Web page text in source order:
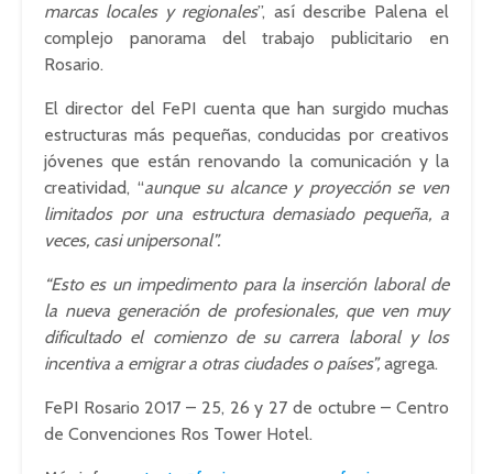
marcas locales y regionales”, así describe Palena el
complejo panorama del trabajo publicitario en
Rosario.
El director del FePI cuenta que han surgido muchas
estructuras más pequeñas, conducidas por creativos
jóvenes que están renovando la comunicación y la
creatividad, “aunque su alcance y proyección se ven
limitados por una estructura demasiado pequeña, a
veces, casi unipersonal”.
“Esto es un impedimento para la inserción laboral de
la nueva generación de profesionales, que ven muy
dificultado el comienzo de su carrera laboral y los
incentiva a emigrar a otras ciudades o países”,agrega.
FePI Rosario 2017 – 25, 26 y 27 de octubre – Centro
de Convenciones Ros Tower Hotel.